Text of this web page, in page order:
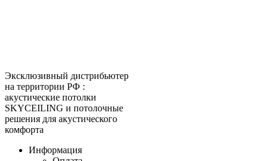
Эксклюзивный дистрибьютер
на территории РФ :
акустические потолки
SKYCEILING и потолочные
решения для акустического
комфорта
Информация